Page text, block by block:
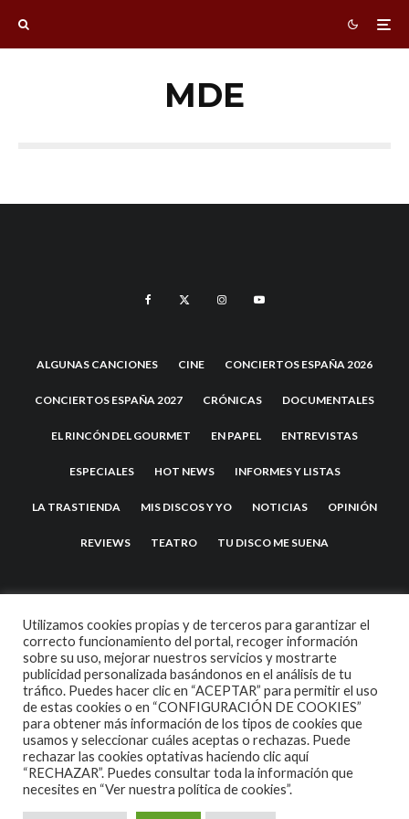
MDE
ALGUNAS CANCIONES CINE CONCIERTOS ESPAÑA 2026
CONCIERTOS ESPAÑA 2027 CRÓNICAS DOCUMENTALES
EL RINCÓN DEL GOURMET EN PAPEL ENTREVISTAS
ESPECIALES HOT NEWS INFORMES Y LISTAS
LA TRASTIENDA MIS DISCOS Y YO NOTICIAS OPINIÓN
REVIEWS TEATRO TU DISCO ME SUENA
2007 COPYRIGHT -CODETIPITHEME
Utilizamos cookies propias y de terceros para garantizar el
correcto funcionamiento del portal, recoger información
sobre su uso, mejorar nuestros servicios y mostrarte
publicidad personalizada basándonos en el análisis de tu
tráfico. Puedes hacer clic en “ACEPTAR” para permitir el uso
de estas cookies o en “CONFIGURACIÓN DE COOKIES”
para obtener más información de los tipos de cookies que
usamos y seleccionar cuáles aceptas o rechazas. Puede
rechazar las cookies optativas haciendo clic aquí
“RECHAZAR”. Puedes consultar toda la información que
necesites en “Ver nuestra política de cookies”.